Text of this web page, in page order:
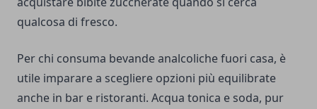
qualcosa di fresco.
Per chi consuma bevande analcoliche fuori casa, è
utile imparare a scegliere opzioni più equilibrate
anche in bar e ristoranti. Acqua tonica e soda, pur